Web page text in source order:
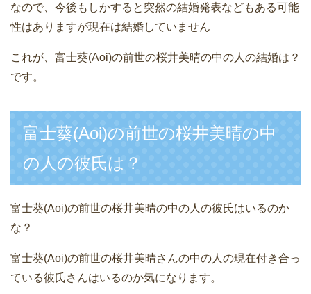
なので、今後もしかすると突然の結婚発表などもある可能
性はありますが現在は結婚していません
これが、富士葵(Aoi)の前世の桜井美晴の中の人の結婚は？
です。
富士葵(Aoi)の前世の桜井美晴の中
の人の彼氏は？
富士葵(Aoi)の前世の桜井美晴の中の人の彼氏はいるのか
な？
富士葵(Aoi)の前世の桜井美晴さんの中の人の現在付き合っ
ている彼氏さんはいるのか気になります。